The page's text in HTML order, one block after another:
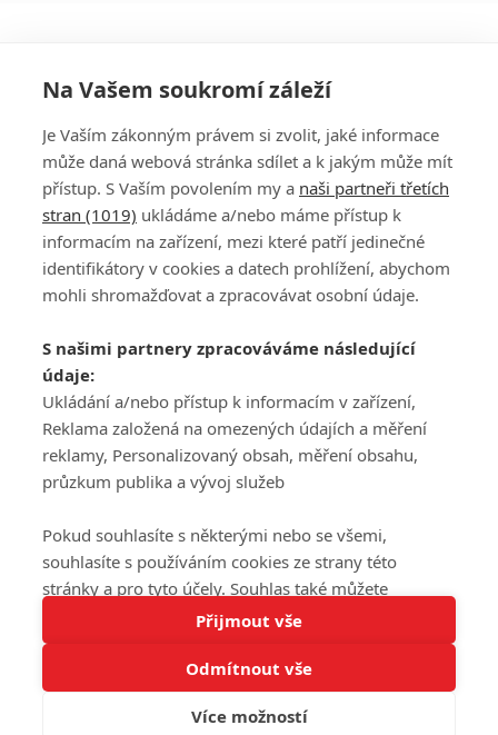
Tato stránka používá soubory cookies.
Rozumím
PŘIHLÁSIT
REGISTROVAT
DISKUZE
Šéfredaktorkou webu jePetr Slavík, e-mailserialy@fandimefilmu.cz
Máte-li zájem o inzerci na našem webu napište nám na e-mail
studio@koncal.com
Ochrana osobních údajů|Zásady používání cookies |Pravidla webu
Upravit nastavení soukromí
© 2016 – 2026 FandimeSerialum.cz / All rights reserved /
Koncal studio s.r.o., IČO: 03604071, Lýskova 2073/57, Stodůlky, 155
Na Vašem soukromí záleží
Je Vaším zákonným právem si zvolit, jaké informace
může daná webová stránka sdílet a k jakým může mít
přístup. S Vaším povolením my a naši partneři třetích
stran (1019) ukládáme a/nebo máme přístup k
informacím na zařízení, mezi které patří jedinečné
identifikátory v cookies a datech prohlížení, abychom
mohli shromažďovat a zpracovávat osobní údaje.
S našimi partnery zpracováváme následující
údaje:
Ukládání a/nebo přístup k informacím v zařízení,
Reklama založená na omezených údajích a měření
reklamy, Personalizovaný obsah, měření obsahu,
průzkum publika a vývoj služeb
Pokud souhlasíte s některými nebo se všemi,
souhlasíte s používáním cookies ze strany této
stránky a pro tyto účely. Souhlas také můžete
odmítnout, ale v takovém případě vám na stránce
nebudou k dispozici některé personalizované funkce.
Vaše volby souhlasu se budou vztahovat pouze na
tuto webovou stránku. Vaše nastavení a odvolání
souhlasu můžete kdykoli změnit na stránce s
Přijmout vše
Odmítnout vše
Více možností